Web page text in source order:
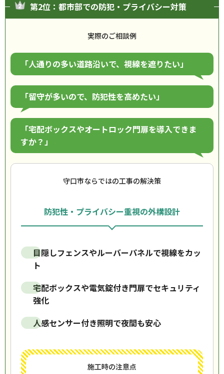
第2位：都市部での防犯・プライバシー対策
実際のご相談例
「人通りの多い道路沿いで、視線を遮りたい」
「留守が多いので、防犯性を高めたい」
「宅配ボックスやオートロック門扉を導入できま
すか？」
守口市ならではの工事の解決策
防犯性・プライバシー重視の外構設計
目隠しフェンスやルーバーパネルで視線をカッ
ト
宅配ボックスや電気錠付き門扉でセキュリティ
強化
人感センサー付き照明で夜間も安心
施工時の注意点